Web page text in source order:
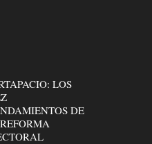
LOS
DE